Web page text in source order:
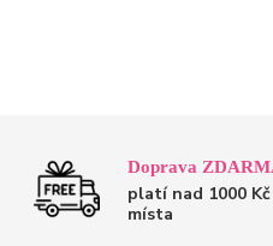
Doprava
platí nad 1000
místa